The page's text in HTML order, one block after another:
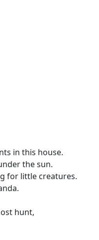
in this house.
the sun.
for little creatures.
hunt,